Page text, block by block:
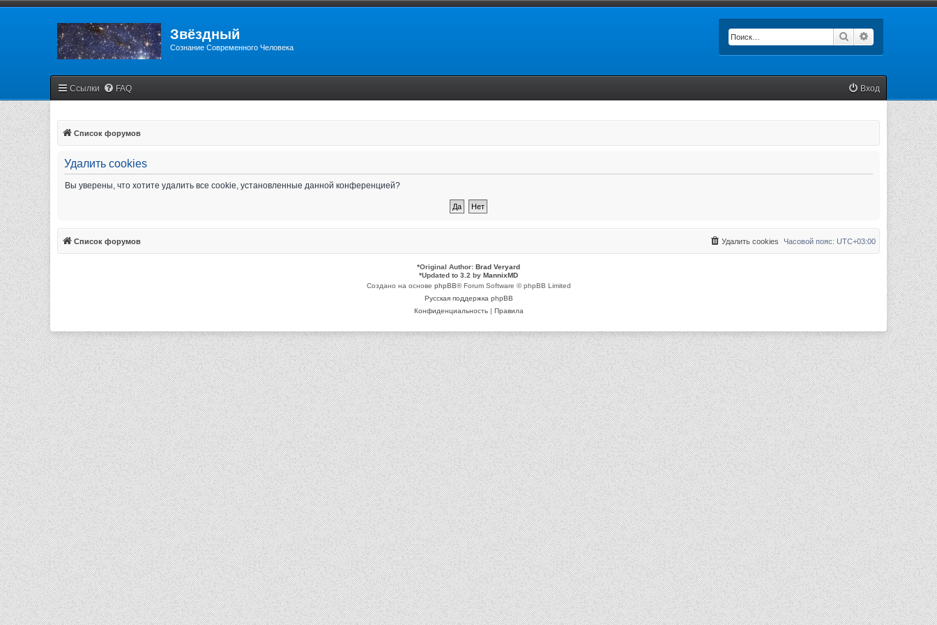
Звёздный
Сознание Современного Человека
Поиск
Ссылки FAQ Вход
Список форумов
Удалить cookies
Вы уверены, что хотите удалить все cookie, установленные данной конференцией?
Список форумов Часовой пояс: UTC+03:00
Удалить cookies
*Original Author: Brad Veryard
*Updated to 3.2 by MannixMD
Создано на основе phpBB® Forum Software © phpBB Limited
Русская поддержка phpBB
Конфиденциальность| Правила